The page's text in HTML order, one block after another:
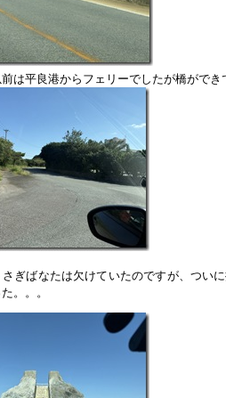
は平良港からフェリーでしたが橋がで
ぎばなたは欠けていたのですが、つい
。。。